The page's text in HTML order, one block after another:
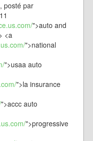
, posté par
">auto and
<a
">national
">usaa auto
">la insurance
">accc auto
">progressive